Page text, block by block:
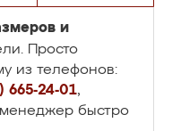
и
Просто
из телефонов:
665-24-01,
быстро